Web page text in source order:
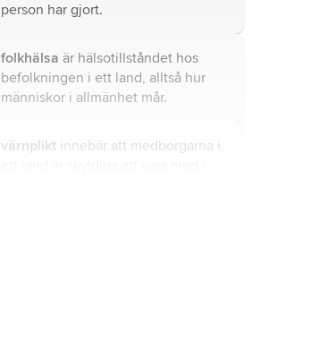
person har gjort.
folkhälsa är hälsotillståndet hos
befolkningen i ett land, alltså hur
människor i allmänhet mår.
värnplikt innebär att medborgarna i